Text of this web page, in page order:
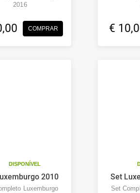
2016
COMPRAR €
DISPONÍVEL
2010
Luxemburgo
Set
Set